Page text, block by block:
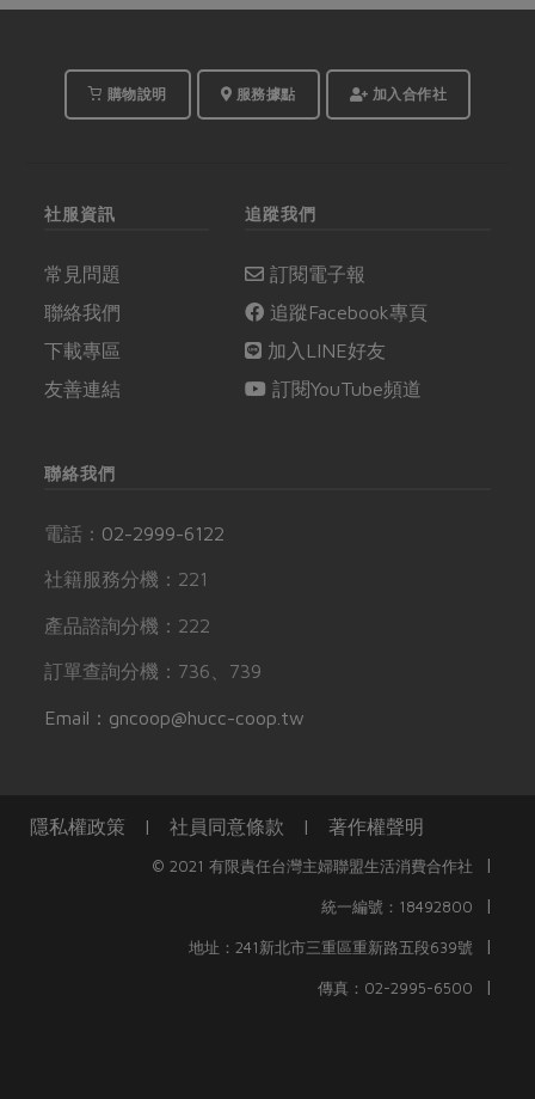
購物說明 服務據點 加入合作社
社服資訊
常見問題
聯絡我們
下載專區
友善連結
追蹤我們
訂閱電子報
追蹤Facebook專頁
加入LINE好友
訂閱YouTube頻道
聯絡我們
電話： 02-2999-6122
社籍服務分機：221
產品諮詢分機：222
訂單查詢分機：736、739
Email：gncoop@hucc-coop.tw
隱私權政策 | 社員同意條款 | 著作權聲明
© 2021 有限責任台灣主婦聯盟生活消費合作社 |
統一編號：18492800 |
地址：241新北市三重區重新路五段639號 |
傳真：02-2995-6500 |